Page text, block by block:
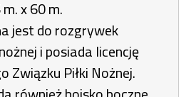
x 60 m.
jest do rozgrywek
i posiada licencję
Związku Piłki Nożnej.